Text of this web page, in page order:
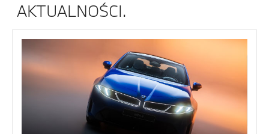
AKTUALNOŚCI.